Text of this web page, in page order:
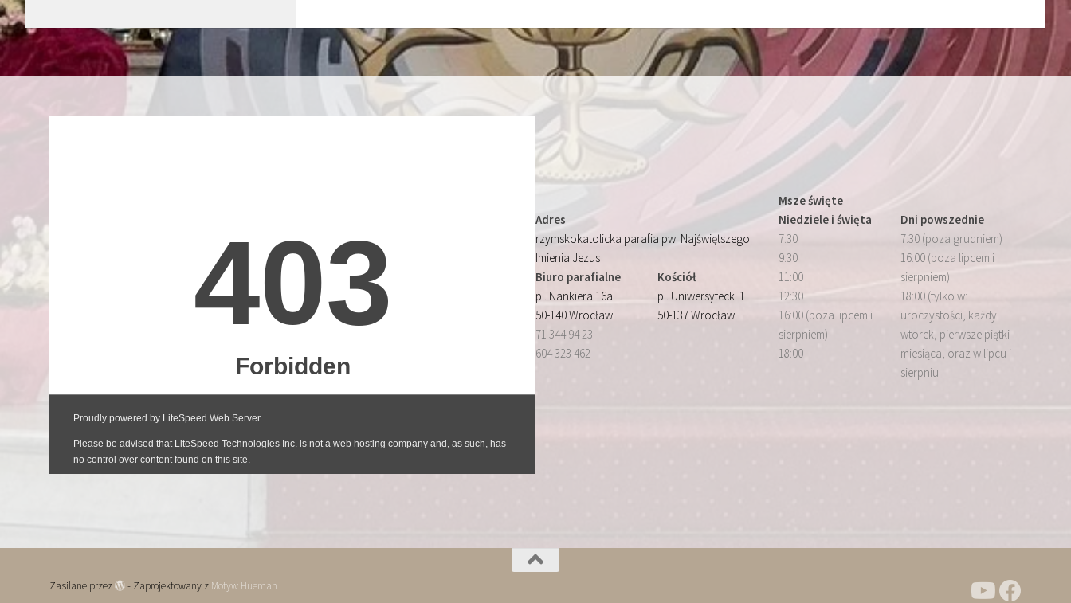
Adres
rzymskokatolicka parafia pw. Najświętszego
Imienia Jezus
Biuro parafialne
pl. Nankiera 16a
50-140 Wrocław
71 344 94 23
604 323 462
Kościół
pl. Uniwersytecki 1
50-137 Wrocław
Msze święte
Niedziele i święta
7:30
9:30
11:00
12:30
16:00 (poza lipcem i
sierpniem)
18:00
Dni powszednie
7:30 (poza grudniem)
16:00 (poza lipcem i
sierpniem)
18:00 (tylko w:
uroczystości, każdy
wtorek, pierwsze piątki
miesiąca, oraz w lipcu i
sierpniu
Zasilane przez - Zaprojektowany z Motyw Hueman